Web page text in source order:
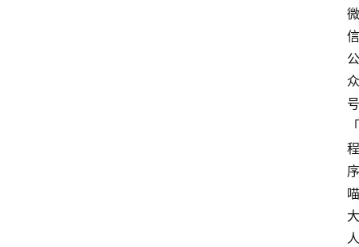
微
信
公
众
号
「
程
序
喵
大
人